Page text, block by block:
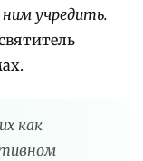
учредить.
как